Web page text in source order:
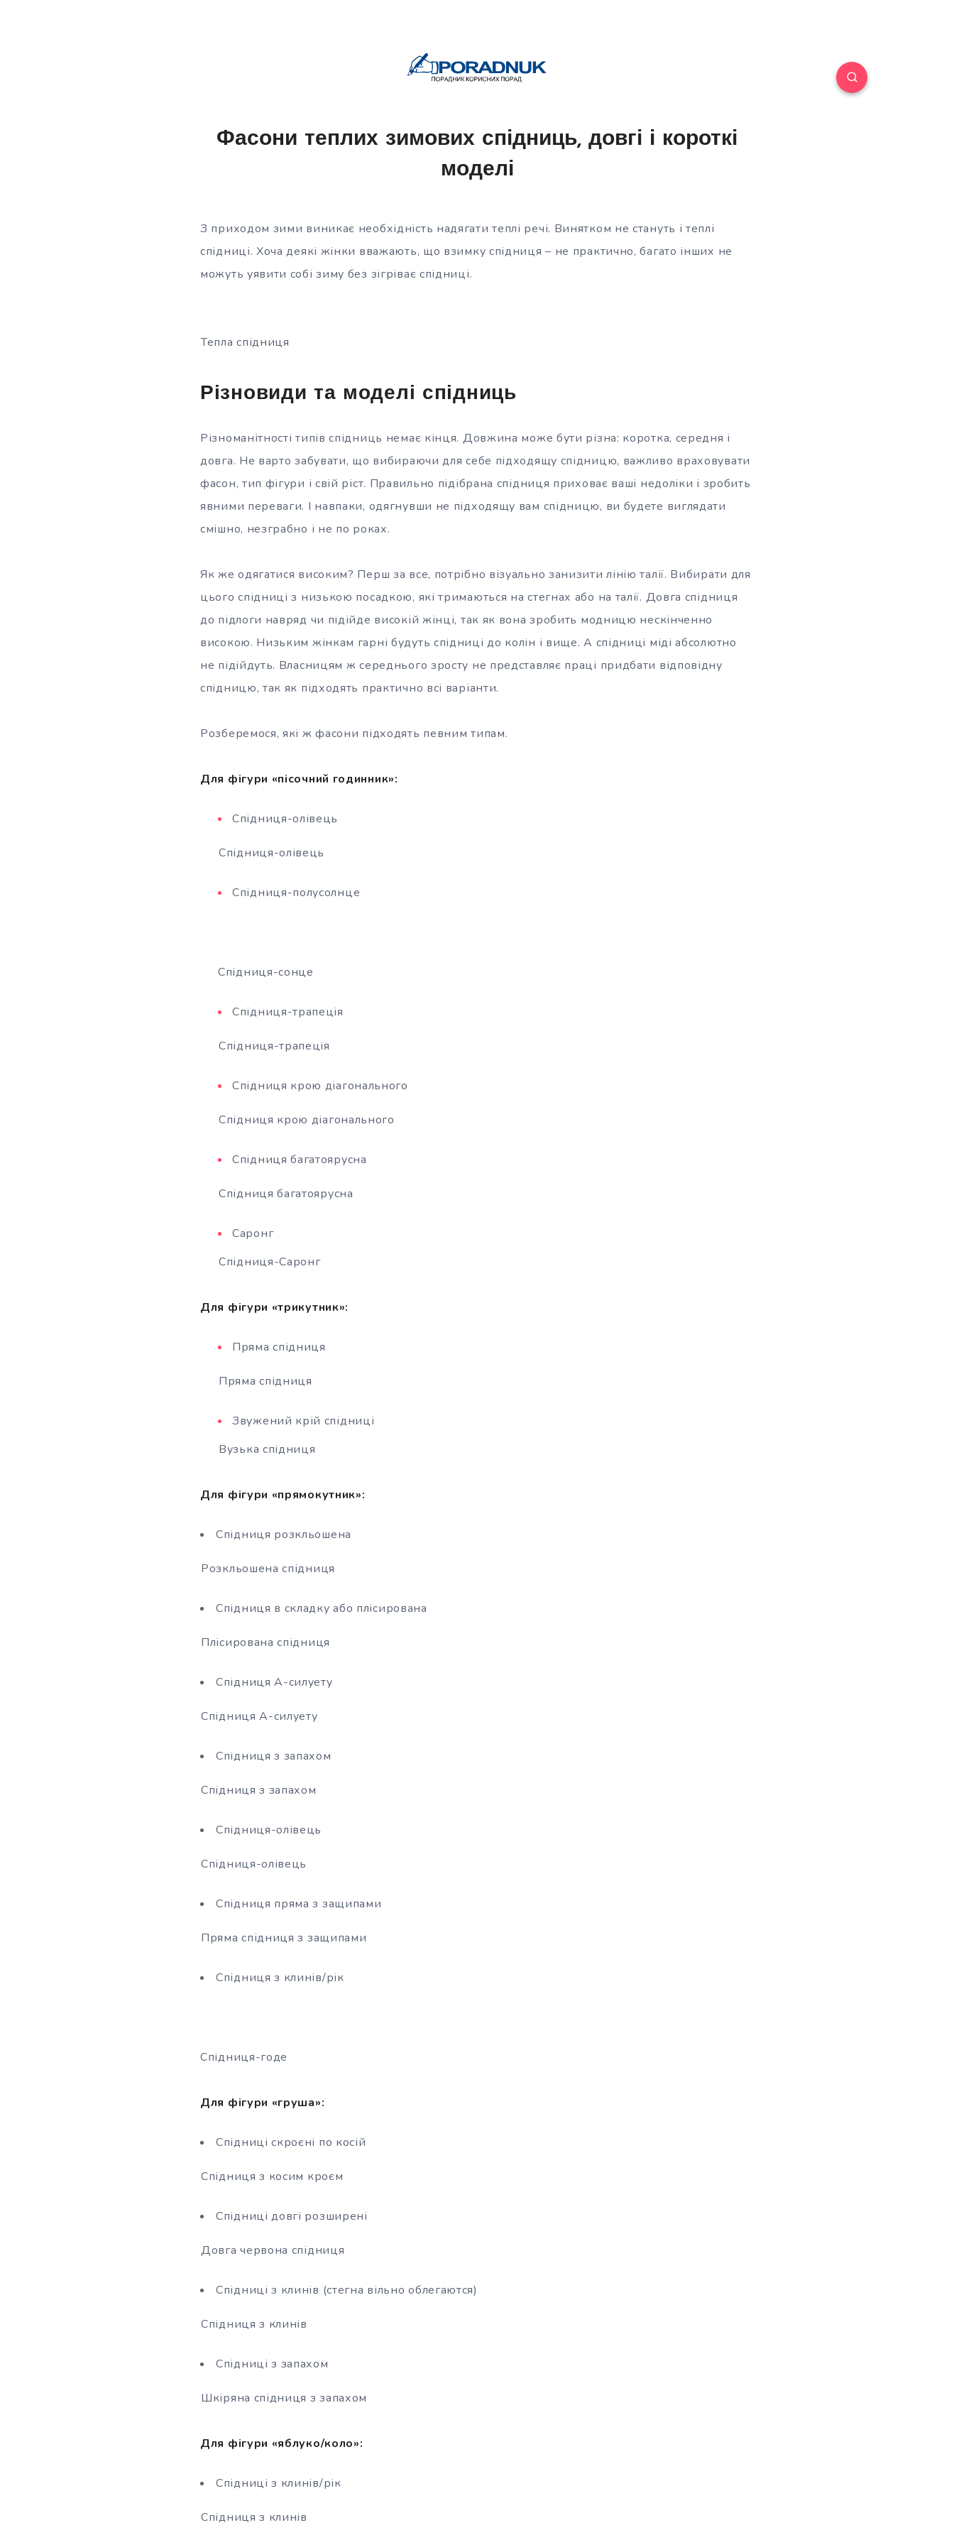
Фасони теплих зимових спідниць, довгі і короткі
моделі
З приходом зими виникає необхідність надягати теплі речі. Винятком не стануть і теплі
спідниці. Хоча деякі жінки вважають, що взимку спідниця – не практично, багато інших не
можуть уявити собі зиму без зігріває спідниці.
Тепла спідниця
Різновиди та моделі спідниць
Різноманітності типів спідниць немає кінця. Довжина може бути різна: коротка, середня і
довга. Не варто забувати, що вибираючи для себе підходящу спідницю, важливо враховувати
фасон, тип фігури і свій ріст. Правильно підібрана спідниця приховає ваші недоліки і зробить
явними переваги. І навпаки, одягнувши не підходящу вам спідницю, ви будете виглядати
смішно, незграбно і не по роках.
Як же одягатися високим? Перш за все, потрібно візуально занизити лінію талії. Вибирати для
цього спідниці з низькою посадкою, які тримаються на стегнах або на талії. Довга спідниця
до підлоги навряд чи підійде високій жінці, так як вона зробить модницю нескінченно
високою. Низьким жінкам гарні будуть спідниці до колін і вище. А спідниці міді абсолютно
не підійдуть. Власницям ж середнього зросту не представляє праці придбати відповідну
спідницю, так як підходять практично всі варіанти.
Розберемося, які ж фасони підходять певним типам.
Для фігури «пісочний годинник»:
Спідниця-олівець
Спідниця-олівець
Спідниця-полусолнце
Спідниця-сонце
Спідниця-трапеція
Спідниця-трапеція
Спідниця крою діагонального
Спідниця крою діагонального
Спідниця багатоярусна
Спідниця багатоярусна
Саронг
Спідниця-Саронг
Для фігури «трикутник»:
Пряма спідниця
Пряма спідниця
Звужений крій спідниці
Вузька спідниця
Для фігури «прямокутник»:
Спідниця розкльошена
Розкльошена спідниця
Спідниця в складку або плісирована
Плісирована спідниця
Спідниця А-силуету
Спідниця А-силуету
Спідниця з запахом
Спідниця з запахом
Спідниця-олівець
Спідниця-олівець
Спідниця пряма з защипами
Пряма спідниця з защипами
Спідниця з клинів/рік
Спідниця-годе
Для фігури «груша»:
Спідниці скроєні по косій
Спідниця з косим кроєм
Спідниці довгі розширені
Довга червона спідниця
Спідниці з клинів (стегна вільно облегаются)
Спідниця з клинів
Спідниці з запахом
Шкіряна спідниця з запахом
Для фігури «яблуко/коло»:
Спідниці з клинів/рік
Спідниця з клинів